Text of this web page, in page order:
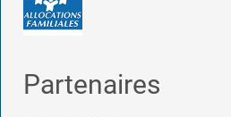
Partenaires